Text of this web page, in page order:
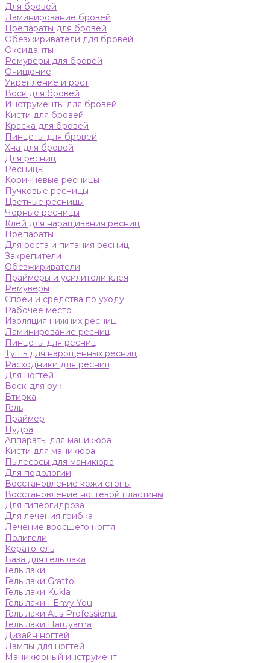
Для бровей
Ламинирование бровей
Препараты для бровей
Обезжириватели для бровей
Оксиданты
Ремуверы для бровей
Очищение
Укрепление и рост
Воск для бровей
Инструменты для бровей
Кисти для бровей
Краска для бровей
Пинцеты для бровей
Хна для бровей
Для ресниц
Ресницы
Коричневые ресницы
Пучковые ресницы
Цветные ресницы
Черные ресницы
Клей для наращивания ресниц
Препараты
Для роста и питания ресниц
Закрепители
Обезжириватели
Праймеры и усилители клея
Ремуверы
Спреи и средства по уходу
Рабочее место
Изоляция нижних ресниц
Ламинирование ресниц
Пинцеты для ресниц
Тушь для нарощенных ресниц
Расходники для ресниц
Для ногтей
Воск для рук
Втирка
Гель
Праймер
Пудра
Аппараты для маникюра
Кисти для маникюра
Пылесосы для маникюра
Для подологии
Восстановление кожи стопы
Восстановление ногтевой пластины
Для гипергидроза
Для лечения грибка
Лечение вросшего ногтя
Полигели
Кератогель
База для гель лака
Гель лаки
Гель лаки Grattol
Гель лаки Kukla
Гель лаки I Envy You
Гель лаки Atis Professional
Гель лаки Haruyama
Дизайн ногтей
Лампы для ногтей
Маникюрный инструмент